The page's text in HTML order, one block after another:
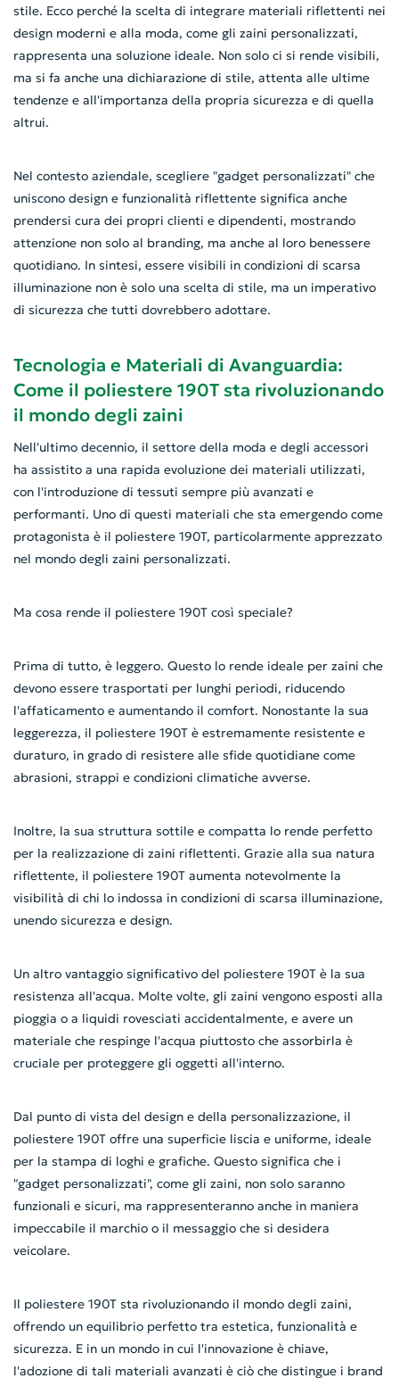
stile. Ecco perché la scelta di integrare materiali riflettenti nei
design moderni e alla moda, come gli zaini personalizzati,
rappresenta una soluzione ideale. Non solo ci si rende visibili,
ma si fa anche una dichiarazione di stile, attenta alle ultime
tendenze e all'importanza della propria sicurezza e di quella
altrui.
Nel contesto aziendale, scegliere "gadget personalizzati" che
uniscono design e funzionalità riflettente significa anche
prendersi cura dei propri clienti e dipendenti, mostrando
attenzione non solo al branding, ma anche al loro benessere
quotidiano. In sintesi, essere visibili in condizioni di scarsa
illuminazione non è solo una scelta di stile, ma un imperativo
di sicurezza che tutti dovrebbero adottare.
Tecnologia e Materiali di Avanguardia:
Come il poliestere 190T sta rivoluzionando
il mondo degli zaini
Nell'ultimo decennio, il settore della moda e degli accessori
ha assistito a una rapida evoluzione dei materiali utilizzati,
con l'introduzione di tessuti sempre più avanzati e
performanti. Uno di questi materiali che sta emergendo come
protagonista è il poliestere 190T, particolarmente apprezzato
nel mondo degli zaini personalizzati.
Ma cosa rende il poliestere 190T così speciale?
Prima di tutto, è leggero. Questo lo rende ideale per zaini che
devono essere trasportati per lunghi periodi, riducendo
l'affaticamento e aumentando il comfort. Nonostante la sua
leggerezza, il poliestere 190T è estremamente resistente e
duraturo, in grado di resistere alle sfide quotidiane come
abrasioni, strappi e condizioni climatiche avverse.
Inoltre, la sua struttura sottile e compatta lo rende perfetto
per la realizzazione di zaini riflettenti. Grazie alla sua natura
riflettente, il poliestere 190T aumenta notevolmente la
visibilità di chi lo indossa in condizioni di scarsa illuminazione,
unendo sicurezza e design.
Un altro vantaggio significativo del poliestere 190T è la sua
resistenza all'acqua. Molte volte, gli zaini vengono esposti alla
pioggia o a liquidi rovesciati accidentalmente, e avere un
materiale che respinge l'acqua piuttosto che assorbirla è
cruciale per proteggere gli oggetti all'interno.
Dal punto di vista del design e della personalizzazione, il
poliestere 190T offre una superficie liscia e uniforme, ideale
per la stampa di loghi e grafiche. Questo significa che i
"gadget personalizzati", come gli zaini, non solo saranno
funzionali e sicuri, ma rappresenteranno anche in maniera
impeccabile il marchio o il messaggio che si desidera
veicolare.
Il poliestere 190T sta rivoluzionando il mondo degli zaini,
offrendo un equilibrio perfetto tra estetica, funzionalità e
sicurezza. E in un mondo in cui l'innovazione è chiave,
l'adozione di tali materiali avanzati è ciò che distingue i brand